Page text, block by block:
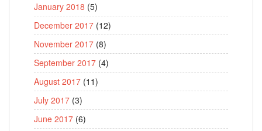
January 2018 (5)
December 2017 (12)
November 2017 (8)
September 2017 (4)
August 2017 (11)
July 2017 (3)
June 2017 (6)